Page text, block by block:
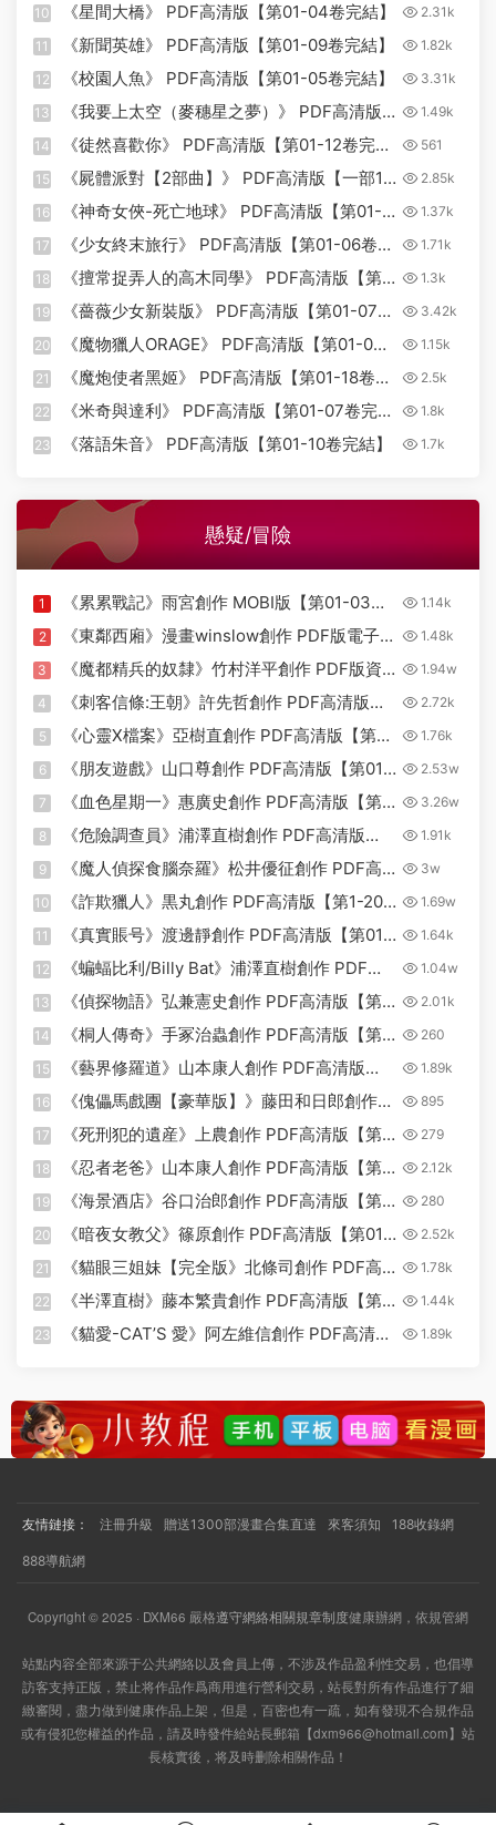
10 《星間大橋》 PDF高清版【第01-04卷完結】 2.31k
11 《新聞英雄》 PDF高清版【第01-09卷完結】 1.82k
12 《校園人魚》 PDF高清版【第01-05卷完結】 3.31k
13
《我要上太空（麥穗星之夢）》 PDF高清版
【第01-16卷完結】
1.49k
14
《徒然喜歡你》 PDF高清版【第01-12卷完
結】
561
15
《屍體派對【2部曲】》 PDF高清版【一部10
卷+二部3卷完結】
2.85k
16
《神奇女俠-死亡地球》 PDF高清版【第01-
04卷完結】
1.37k
17
《少女終末旅行》 PDF高清版【第01-06卷完
結】
1.71k
18
《擅常捉弄人的高木同學》 PDF高清版【第
01-20卷完結】
1.3k
19
《薔薇少女新裝版》 PDF高清版【第01-07卷
完結】
3.42k
20
《魔物獵人ORAGE》 PDF高清版【第01-04
卷完結】
1.15k
21
《魔炮使者黑姬》 PDF高清版【第01-18卷完
結】
2.5k
22
《米奇與達利》 PDF高清版【第01-07卷完
結】
1.8k
23 《落語朱音》 PDF高清版【第01-10卷完結】 1.7k
懸疑/冒險
1
《累累戰記》雨宮創作 MOBI版【第01-03卷
完結】
1.14k
2
《東鄰西廂》漫畫winslow創作 PDF版電子漫
畫【01-170話完結】—–
Kindle/JPG/Mobi/PDF
1.48k
3
《魔都精兵的奴隸》竹村洋平創作 PDF版資
源下載【01-15卷連125-149話+番外連載】
【電子版漫畫】
1.94w
4
《刺客信條:王朝》許先哲創作 PDF高清版
【第01-38話+番外完結】
2.72k
5
《心靈X檔案》亞樹直創作 PDF高清版【第
01-08卷完結】
1.76k
6
《朋友遊戲》山口尊創作 PDF高清版【第01-
26卷完結】
2.53w
7
《血色星期一》惠廣史創作 PDF高清版【第
01-11卷完結】
3.26w
8
《危險調查員》浦澤直樹創作 PDF高清版
【第01-15卷完結】
1.91k
9
《魔人偵探食腦奈羅》松井優征創作 PDF高
清版【第01-23卷完結】
3w
10
《詐欺獵人》黒丸創作 PDF高清版【第1-20
卷完結】
1.69w
11
《真實賬号》渡邊靜創作 PDF高清版【第01-
24卷完結】
1.64k
12
《蝙蝠比利/Billy Bat》浦澤直樹創作 PDF高
清版【第01-20卷完結】
1.04w
13
《偵探物語》弘兼憲史創作 PDF高清版【第
01-23卷完結】
2.01k
14
《桐人傳奇》手冢治蟲創作 PDF高清版【第
01-04卷完結】
260
15
《藝界修羅道》山本康人創作 PDF高清版
【第01-03卷完結】
1.89k
16
《傀儡馬戲團【豪華版】》藤田和日郎創作
PDF高清版【第01-23卷完結】
895
17
《死刑犯的遺産》上農創作 PDF高清版【第
01-02卷完結】
279
18
《忍者老爸》山本康人創作 PDF高清版【第
01-07卷完結】
2.12k
19
《海景酒店》谷口治郎創作 PDF高清版【第
01卷完結】
280
20
《暗夜女教父》篠原創作 PDF高清版【第01-
12卷完結】
2.52k
21
《貓眼三姐妹【完全版》北條司創作 PDF高
清版【第01-15卷完結】
1.78k
22
《半澤直樹》藤本繁貴創作 PDF高清版【第
01-5卷完結】
1.44k
23
《貓愛-CAT’S 愛》阿左維信創作 PDF高清版
1.89k
友情鏈接： 注冊升級 贈送1300部漫畫合集直達 來客須知 188收錄網
888導航網
Copyright © 2025 · DXM66 嚴格遵守網絡相關規章制度健康辦網，依規管網
站點内容全部來源于公共網絡以及會員上傳，不涉及作品盈利性交易，也倡導
訪客支持正版，禁止将作品作爲商用進行營利交易，站長對所有作品進行了細
緻審閱，盡力做到健康作品上架，但是，百密也有一疏，如有發現不合規作品
或有侵犯您權益的作品，請及時發件給站長郵箱【dxm966@hotmail.com】站
長核實後，将及時删除相關作品！